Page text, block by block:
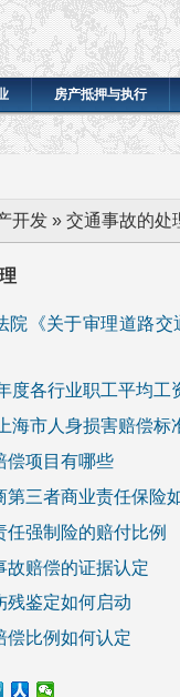
房产抵押与执行
开发 » 交通事故的处
院《关于审理道路
度各行业职工平均工
海市人身损害赔偿标
偿项目有哪些
第三者商业责任保险
任强制险的赔付比例
故赔偿的证据认定
残鉴定如何启动
偿比例如何认定